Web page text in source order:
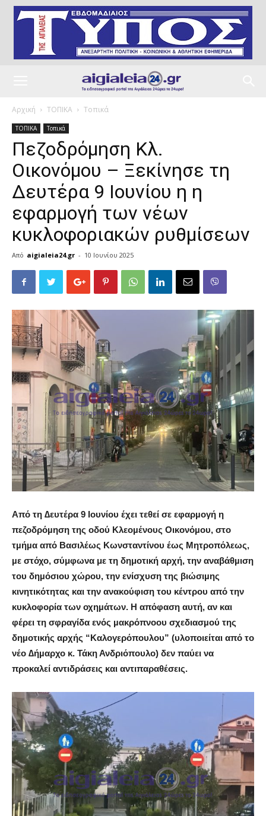
Αρχική ΤΟΠΙΚΑ Τοπικά
ΤΟΠΙΚΑ Τοπικά
Πεζοδρόμηση Κλ.
Οικονόμου – Ξεκίνησε τη
Δευτέρα 9 Ιουνίου η η
εφαρμογή των νέων
κυκλοφοριακών ρυθμίσεων
Από aigialeia24.gr - 10 Ιουνίου 2025
Από τη ∆ευτέρα 9 Ιουνίου έχει τεθεί σε εφαρµογή η
πεζοδρόµηση της οδού Κλεοµένους Οικονόµου, στο
τµήµα από Βασιλέως Κωνσταντίνου έως Μητροπόλεως,
µε στόχο, σύμφωνα με τη δημοτική αρχή, την αναβάθµιση
του δηµόσιου χώρου, την ενίσχυση της βιώσιµης
κινητικότητας και την ανακούφιση του κέντρου από την
κυκλοφορία των οχηµάτων. Η απόφαση αυτή, αν και
φέρει τη σφραγίδα ενός µακρόπνοου σχεδιασµού της
δηµοτικής αρχής “Καλογερόπουλου” (υλοποιείται από το
νέο ∆ήµαρχο κ. Τάκη Ανδριόπουλο) δεν παύει να
προκαλεί αντιδράσεις και αντιπαραθέσεις.